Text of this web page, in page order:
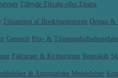
Tilbyde Tilvalg eller Ekstra
Tilpasning af Bookingmotoren Design &
Generelt Pris- &
Fakturaer & Kvitteringer Regnskab
& Automatiske Meddelelser